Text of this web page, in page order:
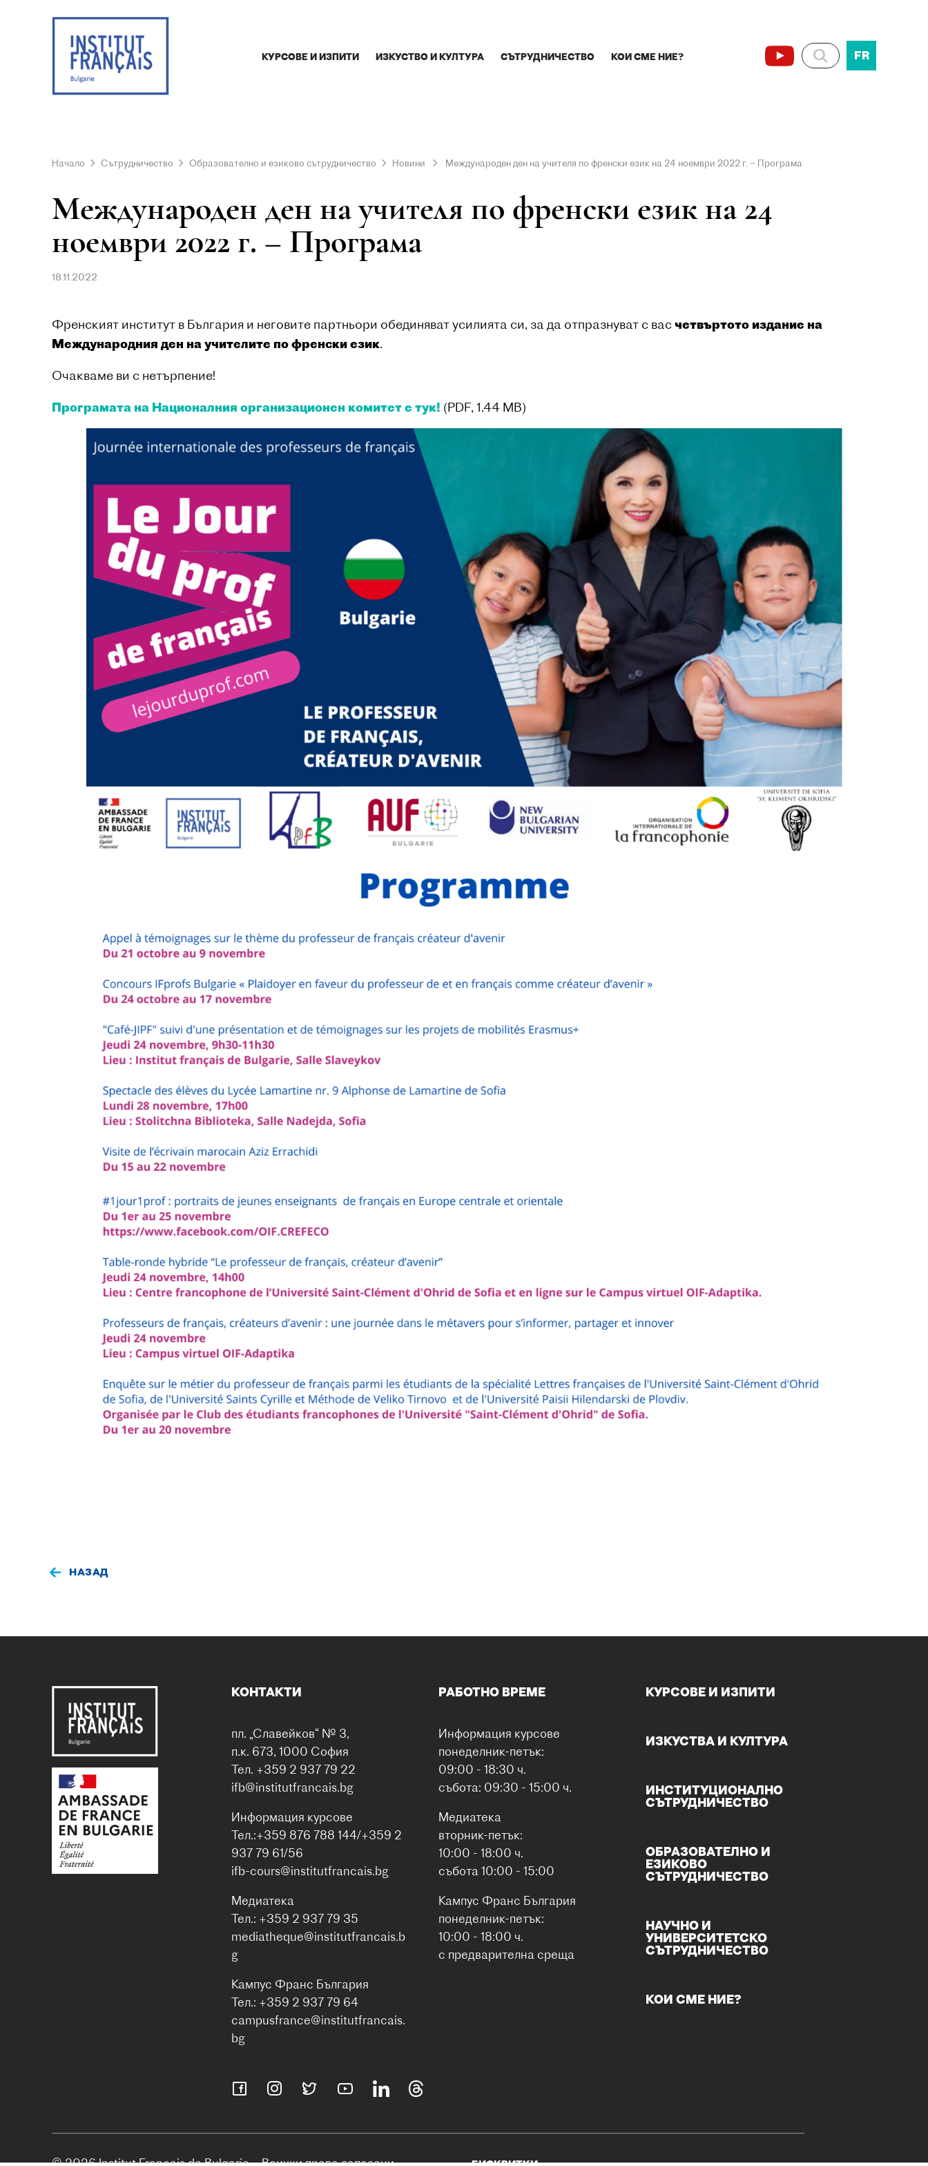
КУРСОВЕ И ИЗПИТИ ИЗКУСТВО И КУЛТУРА СЪТРУДНИЧЕСТВО КОИ СМЕ НИЕ? FR
Начало Сътрудничество Образователно и езиково сътрудничество Новини Международен ден на учителя по френски език на 24 ноември 2022 г. – Програма
Международен ден на учителя по френски език на 24
ноември 2022 г. – Програма
18.11.2022
Френският институт в България и неговите партньори обединяват усилията си, за да отпразнуват с васчетвъртото издание на
Международния ден на учителите по френски език.
Очакваме ви с нетърпение!
Програмата на Националния организационен комитет е тук! (PDF, 1.44 MB)
НАЗАД
КОНТАКТИ
пл. „Славейков“ № 3,
п.к. 673, 1000 София
Тел. +359 2 937 79 22
ifb@institutfrancais.bg
Информация курсове
Тел.:+359 876 788 144/+359 2
937 79 61/56
ifb-cours@institutfrancais.bg
Медиатека
Тел.: +359 2 937 79 35
mediatheque@institutfrancais.b
g
Кампус Франс България
Тел.: +359 2 937 79 64
campusfrance@institutfrancais.
bg
РАБОТНО ВРЕМЕ
Информация курсове
понеделник-петък:
09:00 - 18:30 ч.
събота: 09:30 - 15:00 ч.
Медиатека
вторник-петък:
10:00 - 18:00 ч.
събота 10:00 - 15:00
Кампус Франс България
понеделник-петък:
10:00 - 18:00 ч.
с предварителна среща
КУРСОВЕ И ИЗПИТИ
ИЗКУСТВА И КУЛТУРА
ИНСТИТУЦИОНАЛНО
СЪТРУДНИЧЕСТВО
ОБРАЗОВАТЕЛНО И
ЕЗИКОВО
СЪТРУДНИЧЕСТВО
НАУЧНО И
УНИВЕРСИТЕТСКО
СЪТРУДНИЧЕСТВО
КОИ СМЕ НИЕ?
© 2026 Institut Français de Bulgarie – Всички права запазени.